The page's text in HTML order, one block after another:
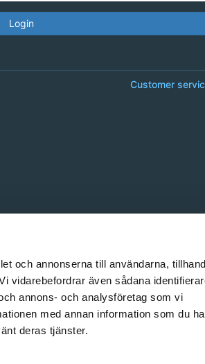
och annonserna till användarna,
vidarebefordrar även sådana
annons- och analysföretag som vi
med annan information som du
deras tjänster.
Login
Customer